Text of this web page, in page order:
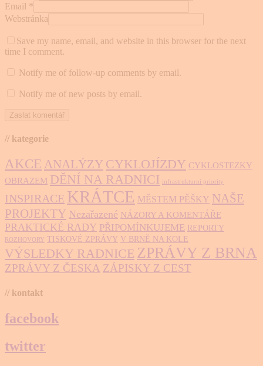
Email *
Webstránka
Save my name, email, and website in this browser for the next
time I comment.
Notify me of follow-up comments by email.
Notify me of new posts by email.
// kategorie
AKCE ANALÝZY CYKLOJÍZDY CYKLOSTEZKY
OBRAZEM DĚNÍ NA RADNICI infrastrukturní priority
INSPIRACE KRÁTCE MĚSTEM PĚŠKY NAŠE
PROJEKTY Nezařazené NÁZORY A KOMENTÁŘE
PRAKTICKÉ RADY PŘIPOMÍNKUJEME REPORTY
ROZHOVORY TISKOVÉ ZPRÁVY V BRNĚ NA KOLE
VÝSLEDKY RADNICE ZPRÁVY Z BRNA
ZPRÁVY Z ČESKA ZÁPISKY Z CEST
// kontakt
facebook
twitter